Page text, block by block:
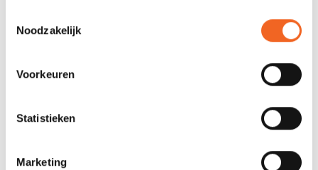
Noodzakelijk
Voorkeuren
Statistieken
Marketing
Op zoek naar een tweedehands kajak of kano?
De Astral Indus met een Limited Edition ontwerp